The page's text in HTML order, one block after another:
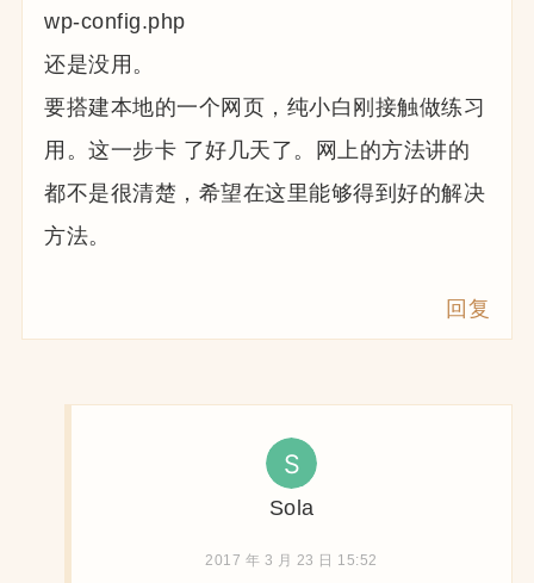
wp-config.php
还是没用。
要搭建本地的一个网页，纯小白刚接触做练习
用。这一步卡 了好几天了。网上的方法讲的
都不是很清楚，希望在这里能够得到好的解决
方法。
回复
Sola
2017 年 3 月 23 日 15:52